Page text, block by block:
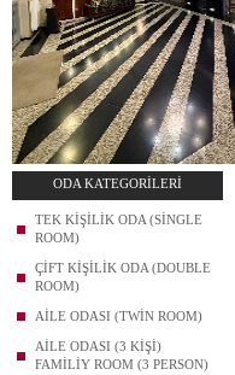
ODA KATEGORİLERİ
TEK KİŞİLİK ODA (SİNGLE
ROOM)
ÇİFT KİŞİLİK ODA (DOUBLE
ROOM)
AİLE ODASI (TWİN ROOM)
AİLE ODASI (3 KİŞİ)
FAMİLİY ROOM (3 PERSON)